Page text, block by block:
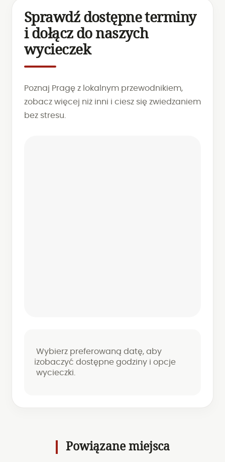
Sprawdź dostępne terminy
i dołącz do naszych
wycieczek
Poznaj Pragę z lokalnym przewodnikiem,
zobacz więcej niż inni i ciesz się zwiedzaniem
bez stresu.
ℹ️
Wybierz preferowaną datę, aby
zobaczyć dostępne godziny i opcje
wycieczki.
Powiązane miejsca